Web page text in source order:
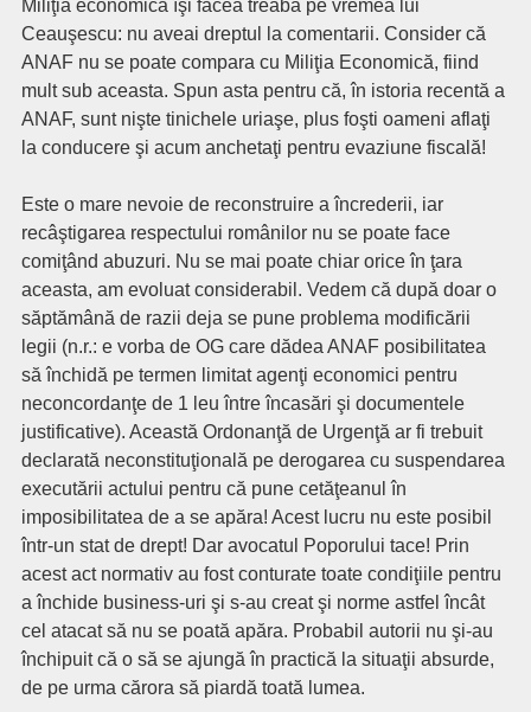
Miliţia economică îşi făcea treaba pe vremea lui
Ceauşescu: nu aveai dreptul la comentarii. Consider că
ANAF nu se poate compara cu Miliţia Economică, fiind
mult sub aceasta. Spun asta pentru că, în istoria recentă a
ANAF, sunt nişte tinichele uriaşe, plus foşti oameni aflaţi
la conducere şi acum anchetaţi pentru evaziune fiscală!
Este o mare nevoie de reconstruire a încrederii, iar
recâştigarea respectului românilor nu se poate face
comiţând abuzuri. Nu se mai poate chiar orice în ţara
aceasta, am evoluat considerabil. Vedem că după doar o
săptămână de razii deja se pune problema modificării
legii (n.r.: e vorba de OG care dădea ANAF posibilitatea
să închidă pe termen limitat agenţi economici pentru
neconcordanţe de 1 leu între încasări şi documentele
justificative). Această Ordonanţă de Urgenţă ar fi trebuit
declarată neconstituţională pe derogarea cu suspendarea
executării actului pentru că pune cetăţeanul în
imposibilitatea de a se apăra! Acest lucru nu este posibil
într-un stat de drept! Dar avocatul Poporului tace! Prin
acest act normativ au fost conturate toate condiţiile pentru
a închide business-uri şi s-au creat şi norme astfel încât
cel atacat să nu se poată apăra. Probabil autorii nu şi-au
închipuit că o să se ajungă în practică la situaţii absurde,
de pe urma cărora să piardă toată lumea.